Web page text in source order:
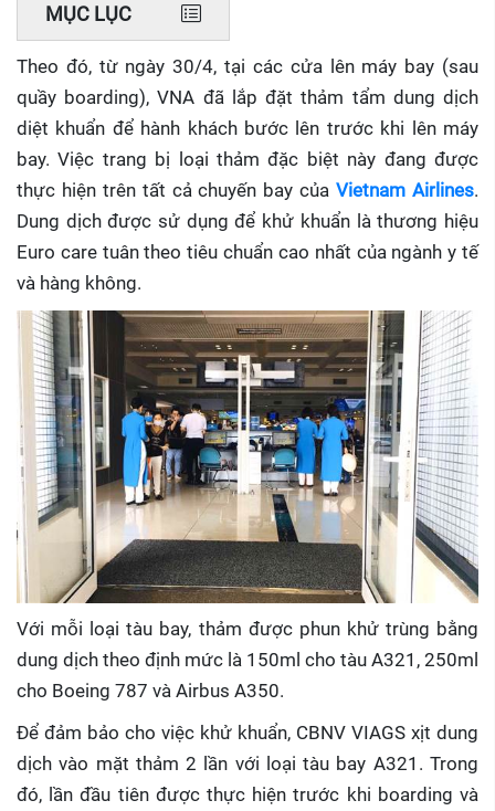
MỤC LỤC
Theo đó, từ ngày 30/4, tại các cửa lên máy bay (sau
quầy boarding), VNA đã lắp đặt thảm tẩm dung dịch
diệt khuẩn để hành khách bước lên trước khi lên máy
bay. Việc trang bị loại thảm đặc biệt này đang được
thực hiện trên tất cả chuyến bay củaVietnam Airlines.
Dung dịch được sử dụng để khử khuẩn là thương hiệu
Euro care tuân theo tiêu chuẩn cao nhất của ngành y tế
và hàng không.
Với mỗi loại tàu bay, thảm được phun khử trùng bằng
dung dịch theo định mức là 150ml cho tàu A321, 250ml
cho Boeing 787 và Airbus A350.
Để đảm bảo cho việc khử khuẩn, CBNV VIAGS xịt dung
dịch vào mặt thảm 2 lần với loại tàu bay A321. Trong
đó, lần đầu tiên được thực hiện trước khi boarding và